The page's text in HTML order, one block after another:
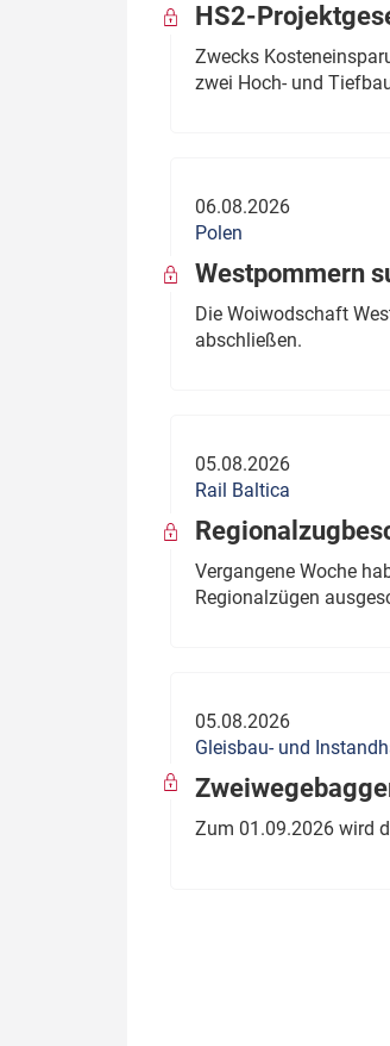
HS2-
Zwecks
zwei Hoch- und
06.08.2026
Polen
Westpommern
Die Woiwodschaft
abschließen.
05.08.2026
Rail Baltica
Vergangene Woche
Regionalzügen
05.08.2026
Gleisbau- und
Zum 01.09.2026 wird